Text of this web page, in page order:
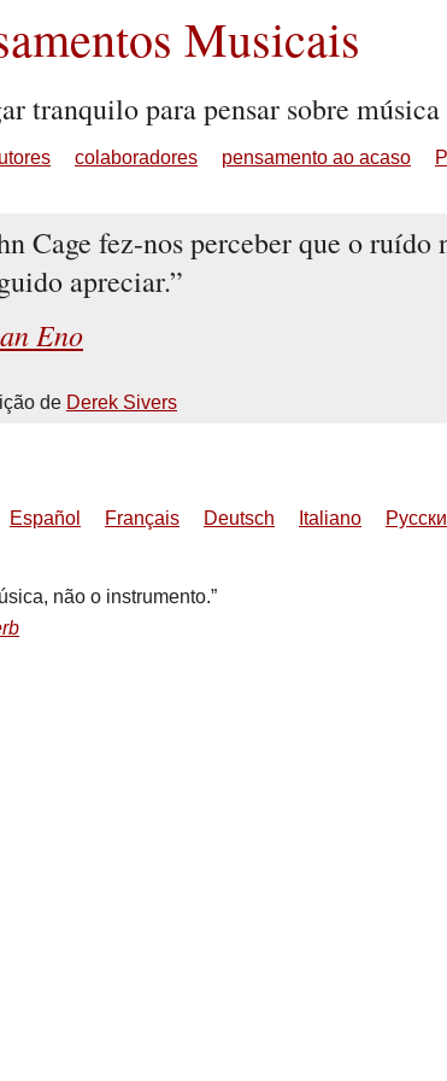
Musicais
tranquilo para pensar sobre música
colaboradores pensamento ao acaso
Cage fez-nos perceber que o
apreciar.
Eno
de Derek Sivers
Español Français Deutsch Italiano
não o instrumento.